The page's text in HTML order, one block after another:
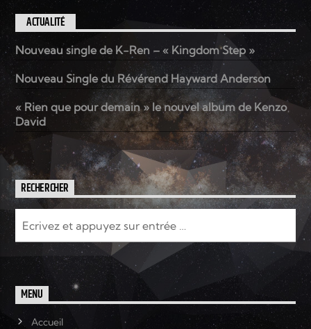
ACTUALITÉ
Nouveau single de K-Ren – « Kingdom Step »
Nouveau Single du Révérend Hayward Anderson
« Rien que pour demain » le nouvel album de Kenzo
David
RECHERCHER
MENU
Accueil